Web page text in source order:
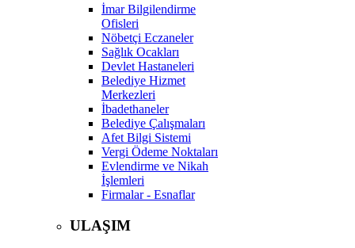
İmar Bilgilendirme
Ofisleri
Nöbetçi Eczaneler
Sağlık Ocakları
Devlet Hastaneleri
Belediye Hizmet
Merkezleri
İbadethaneler
Belediye Çalışmaları
Afet Bilgi Sistemi
Vergi Ödeme Noktaları
Evlendirme ve Nikah
İşlemleri
Firmalar - Esnaflar
ULAŞIM